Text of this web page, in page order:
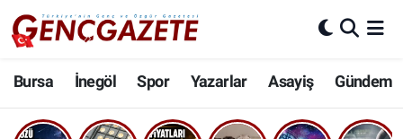
Bursa İnegöl Spor Yazarlar Asayiş Gündem
Bursa
İnegöl
Nöbetçi Eczaneler
Hava Durumu